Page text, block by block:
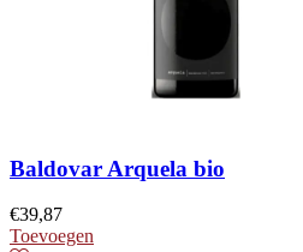
Baldovar Arquela bio
€39,87
Toevoegen